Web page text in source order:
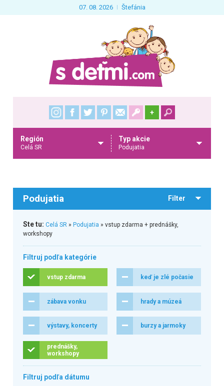
07. 08. 2026 Štefánia
+
Región
Celá SR
Typ akcie
Podujatia
Podujatia Filter
Ste tu: Celá SR» Podujatia » vstup zdarma + prednášky,
workshopy
Filtruj podľa kategórie
vstup zdarma keď je zlé počasie
zábava vonku hrady a múzeá
výstavy, koncerty burzy a jarmoky
prednášky,
workshopy
Filtruj podľa dátumu